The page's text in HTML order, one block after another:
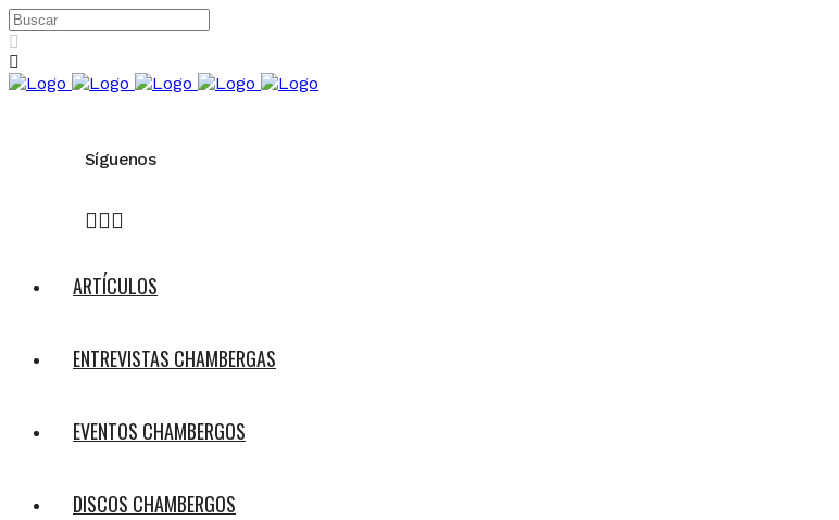
Síguenos
ARTÍCULOS
ENTREVISTAS CHAMBERGAS
EVENTOS CHAMBERGOS
DISCOS CHAMBERGOS